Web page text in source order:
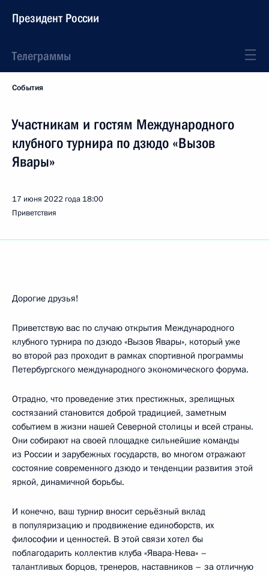
Президент России
Телеграммы
События
Участникам и гостям Международного
клубного турнира по дзюдо «Вызов
Явары»
17 июня 2022 года 18:00
Приветствия
Дорогие друзья!
Приветствую вас по случаю открытия Международного
клубного турнира по дзюдо «Вызов Явары», который уже
во второй раз проходит в рамках спортивной программы
Петербургского международного экономического форума.
Отрадно, что проведение этих престижных, зрелищных
состязаний становится доброй традицией, заметным
событием в жизни нашей Северной столицы и всей страны.
Они собирают на своей площадке сильнейшие команды
из России и зарубежных государств, во многом отражают
состояние современного дзюдо и тенденции развития этой
яркой, динамичной борьбы.
И конечно, ваш турнир вносит серьёзный вклад
в популяризацию и продвижение единоборств, их
философии и ценностей. В этой связи хотел бы
поблагодарить коллектив клуба «Явара-Нева» –
талантливых борцов, тренеров, наставников – за отличную